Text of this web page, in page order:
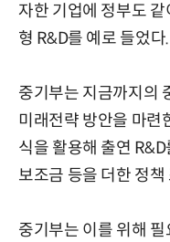
자한 기업에 정부도
형 R&D를 예로 들었다.
중기부는 지금까지의
미래전략 방안을 마련
식을 활용해 출연
보조금 등을 더한 정
중기부는 이를 위해